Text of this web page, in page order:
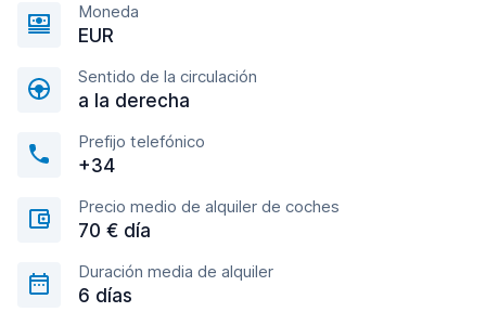
Moneda
EUR
Sentido de la circulación
a la derecha
Prefijo telefónico
+34
Precio medio de alquiler de coches
70 € día
Duración media de alquiler
6 días